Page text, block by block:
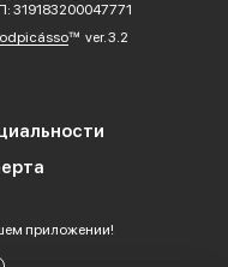
ver. 3.2
приложении!